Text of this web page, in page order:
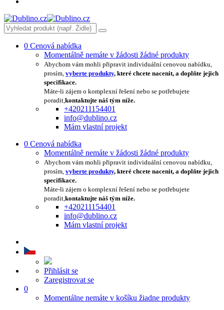
0 Cenová nabídka
Momentálně nemáte v žádosti žádné produkty
Abychom vám mohli připravit individuální cenovou nabídku,
prosím, vyberte produkty, které chcete nacenit, a doplňte jejich
specifikace.
Máte-li zájem o komplexní řešení nebo se potřebujete
poradit,kontaktujte náš tým níže.
+420211154401
info@dublino.cz
Mám vlastní projekt
0 Cenová nabídka
Momentálně nemáte v žádosti žádné produkty
Abychom vám mohli připravit individuální cenovou nabídku,
prosím, vyberte produkty, které chcete nacenit, a doplňte jejich
specifikace.
Máte-li zájem o komplexní řešení nebo se potřebujete
poradit,kontaktujte náš tým níže.
+420211154401
info@dublino.cz
Mám vlastní projekt
Přihlásit se
Zaregistrovat se
0
Momentálne nemáte v košíku žiadne produkty